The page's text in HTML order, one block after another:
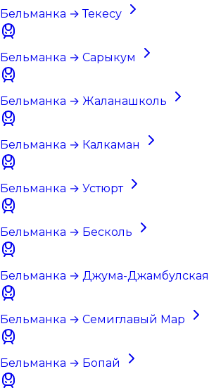
Бельманка → Текесу
Бельманка → Сарыкум
Бельманка → Жаланашколь
Бельманка → Калкаман
Бельманка → Устюрт
Бельманка → Бесколь
Бельманка → Джума-Джамбулская
Бельманка → Семиглавый Мар
Бельманка → Бопай